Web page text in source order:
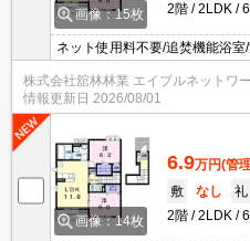
画像：15枚
2階
2LDK
ネット使用料不要/追焚機能浴室
ンターホン/宅配ボックス/防犯
ワー付洗面台/温水洗浄便座/ダ
S/フローリング/24時間換気/複
物干し/角住戸/南向き/最上階/専
株式会社舘林林業 エイブルネットワ
情報更新日 2026/08/01
画像：14枚
6.9万円(管
敷
なし 礼
2階
2LDK